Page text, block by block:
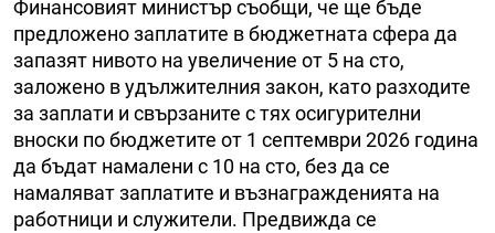
Финансовият министър съобщи, че ще бъде
предложено заплатите в бюджетната сфера да
запазят нивото на увеличение от 5 на сто,
заложено в удължителния закон, като разходите
за заплати и свързаните с тях осигурителни
вноски по бюджетите от 1 септември 2026 година
да бъдат намалени с 10 на сто, без да се
намаляват заплатите и възнагражденията на
работници и служители. Предвижда се